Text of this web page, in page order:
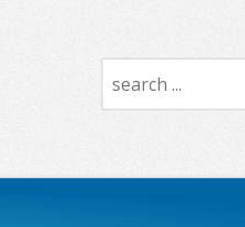
Search